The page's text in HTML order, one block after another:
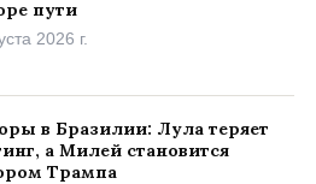
пути
2026 г.
в Бразилии: Лула теряет
а Милей становится
Трампа